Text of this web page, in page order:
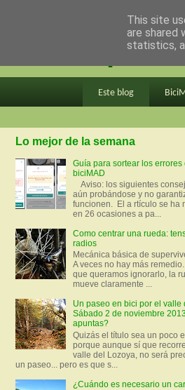
en bici por
Este blog
Lo mejor de la semana
Guía para sortear los errores
biciMAD
Aviso: los siguientes
aún probándose y no
funcionen. El a rtículo se ha
en 26 ocasiones a pa...
Como centrar una rueda:
radios
Mecánica básica de
A veces no hay más
que queramos ignorarlo, la
mueve claramente ...
Un paseo en bici por el valle
Sábado 2 de noviembre
apuntas?
Quizás el título sea un poco
porque aunque sí que
valle del Lozoya, no será
un paseo... pero es que s...
¿Cuándo es necesario un
This site
are shared
statistics,